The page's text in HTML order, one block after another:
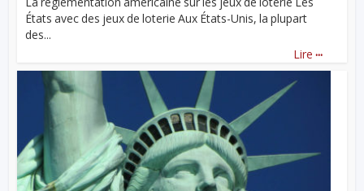
États avec des jeux de loterie Aux États-Unis, la plupart
des...
Lire ...